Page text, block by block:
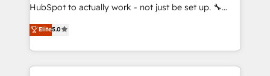
brands. You can see some of them on our website,
HubSpot to actually work - not just be set up. 🔧
HubSpot Experts: Onboarding, migrations,
automation, and training built for adoption. ⚡ Highly
Technical Execution: ERP, EMR and Custom
Integrations; complex builds delivered in weeks, not
Elite5.0